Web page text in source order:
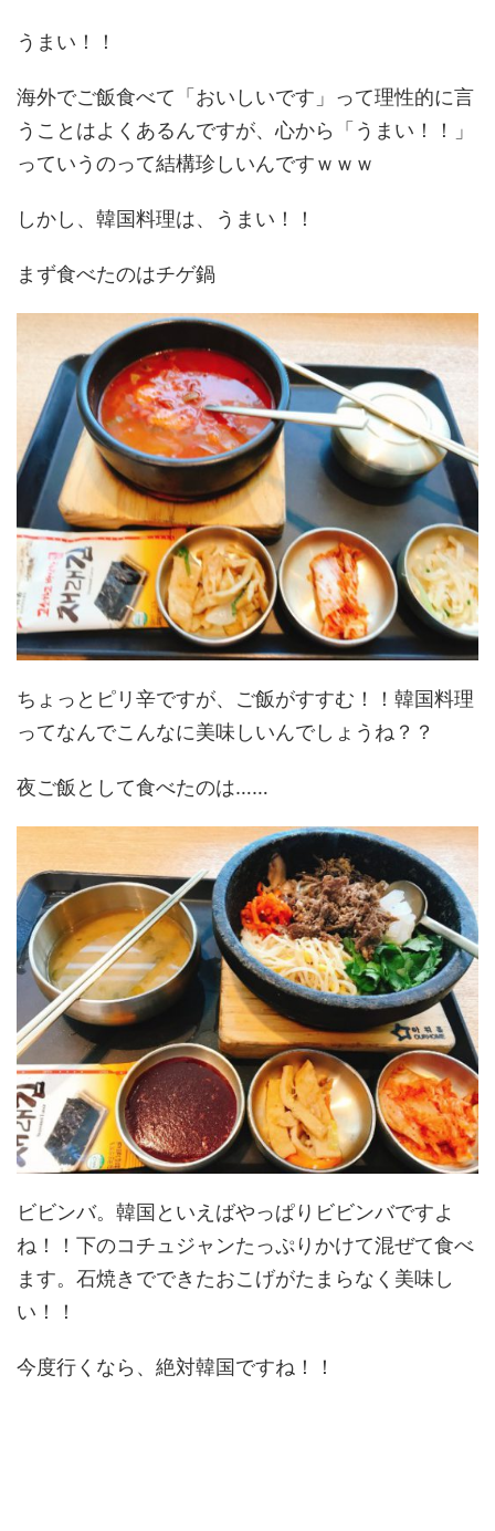
うまい！！
海外でご飯食べて「おいしいです」って理性的に言
うことはよくあるんですが、心から「うまい！！」
っていうのって結構珍しいんですｗｗｗ
しかし、韓国料理は、うまい！！
まず食べたのはチゲ鍋
ちょっとピリ辛ですが、ご飯がすすむ！！韓国料理
ってなんでこんなに美味しいんでしょうね？？
夜ご飯として食べたのは……
ビビンバ。韓国といえばやっぱりビビンバですよ
ね！！下のコチュジャンたっぷりかけて混ぜて食べ
ます。石焼きでできたおこげがたまらなく美味し
い！！
今度行くなら、絶対韓国ですね！！